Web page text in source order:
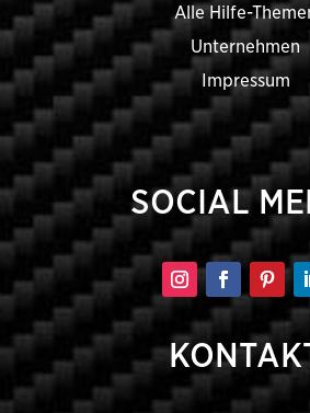
Alle Hilfe-
Unternehmen
Impressum
SOCIAL